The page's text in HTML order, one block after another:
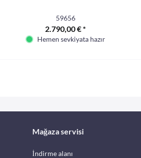
59656
2.790,00 € *
Hemen sevkiyata hazır
Mağaza servisi
İndirme alanı